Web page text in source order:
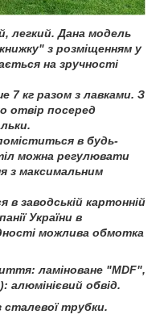
легкий. Дана модель
з розміщенням у
на зручності
7 кг разом з лавками. З
отвір посеред
в будь-
можна регулювати
з максимальним
в заводській картонній
України в
можлива обмотка
ламіноване "MDF",
алюмінієвий обвід.
сталевої трубки.